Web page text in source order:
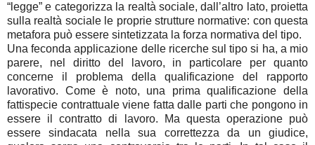
“legge” e categorizza la realtà sociale, dall’altro lato, proietta
sulla realtà sociale le proprie strutture normative: con questa
metafora può essere sintetizzata la forza normativa del tipo.
Una feconda applicazione delle ricerche sul tipo si ha, a mio
parere, nel diritto del lavoro, in particolare per quanto
concerne il problema della qualificazione del rapporto
lavorativo. Come è noto, una prima qualificazione della
fattispecie contrattuale viene fatta dalle parti che pongono in
essere il contratto di lavoro. Ma questa operazione può
essere sindacata nella sua correttezza da un giudice,